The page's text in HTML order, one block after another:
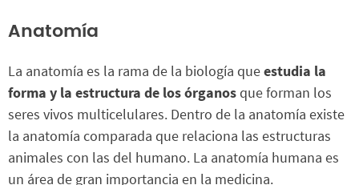
Anatomía
La anatomía es la rama de la biología queestudia la
forma y la estructura de los órganosque forman los
seres vivos multicelulares. Dentro de la anatomía existe
la anatomía comparada que relaciona las estructuras
animales con las del humano. La anatomía humana es
un área de gran importancia en la medicina.